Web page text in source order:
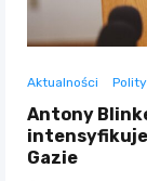
Aktualności
Antony
intensyfikuje
Gazie